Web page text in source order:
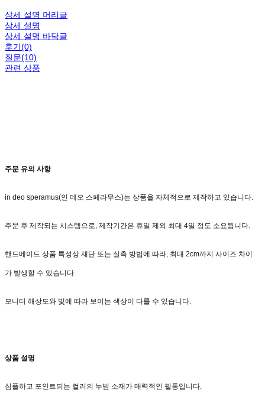
상세 설명 머리글
상세 설명
상세 설명 바닥글
후기(0)
질문(10)
관련 상품
주문 유의 사항
in deo speramus(인 데오 스페라무스)는 상품을 자체적으로 제작하고 있습니다.
주문 후 제작되는 시스템으로, 제작기간은 휴일 제외 최대 4일 정도 소요됩니다.
핸드메이드 상품 특성상 재단 또는 실측 방법에 따라, 최대 2cm까지 사이즈 차이
가 발생할 수 있습니다.
모니터 해상도와 빛에 따라 보이는 색상이 다를 수 있습니다.
상품 설명
심플하고 포인트되는 컬러의 누빔 소재가 매력적인 필통입니다.